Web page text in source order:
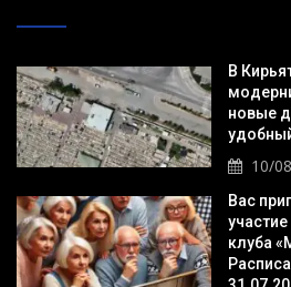
В
новые
10/
Вас
клуба